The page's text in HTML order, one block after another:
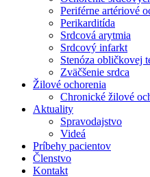
Periférne artériové
Perikarditída
Srdcová arytmia
Srdcový infarkt
Stenóza obličkovej
Zväčšenie srdca
Žilové ochorenia
Chronické žilové
Aktuality
Spravodajstvo
Videá
Príbehy pacientov
Členstvo
Kontakt